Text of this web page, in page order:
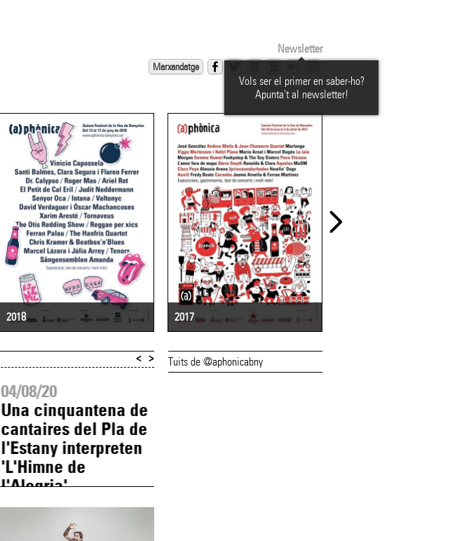
Newsletter
Marxandatge
Vols ser el primer en saber-ho?
Apunta't al newsletter!
2018 2017
04/08/20
Una cinquantena de
cantaires del Pla de
l'Estany interpreten
'L'Himne de
l'Alegria'
< > Tuits de @aphonicabny